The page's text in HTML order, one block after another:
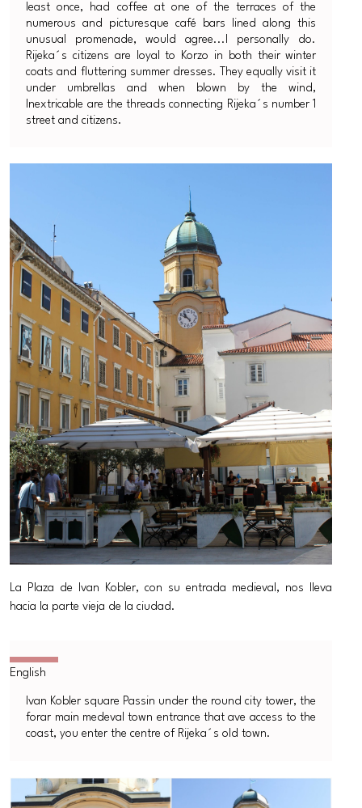
least once, had coffee at one of the terraces of the
numerous and picturesque café bars lined along this
unusual promenade, would agree...I personally do.
Rijeka´s citizens are loyal to Korzo in both their winter
coats and fluttering summer dresses. They equally visit it
under umbrellas and when blown by the wind,
Inextricable are the threads connecting Rijeka´s number 1
street and citizens.
La Plaza de Ivan Kobler, con su entrada medieval, nos lleva
hacia la parte vieja de la ciudad.
Ivan Kobler square Passin under the round city tower, the
forar main medeval town entrance that ave access to the
coast, you enter the centre of Rijeka´s old town.